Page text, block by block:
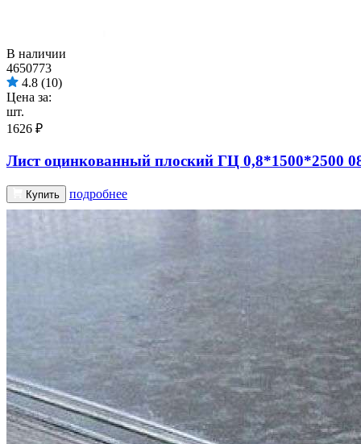
В наличии
Лист оцинкованный плоский ГЦ 0,8*1500*2500
4650773
4.8 (10)
Цена за:
шт.
1626 ₽
Купить подробнее